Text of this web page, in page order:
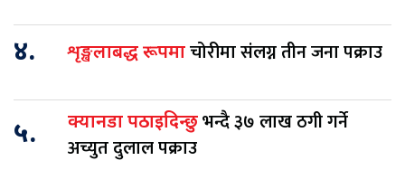
४. शृङ्खलाबद्ध रूपमाचोरीमा संलग्न तीन जना पक्राउ
५. क्यानडा पठाइदिन्छुभन्दै ३७ लाख ठगी गर्ने
अच्युत दुलाल पक्राउ